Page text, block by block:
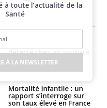
Twitter Instagram
détecté chez un touriste
en France
Mortalité infantile : un
rapport s’interroge sur
son taux élevé en France
à toute l’actualité de la
Santé
À LA NEWSLETTER